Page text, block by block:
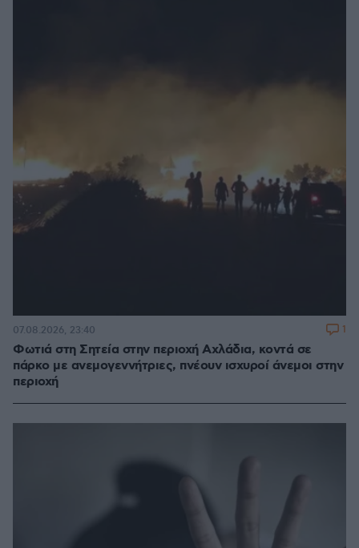
Φωτιά στη Σητεία στην περιοχή Αχλάδια, κοντά σε
πάρκο με ανεμογεννήτριες, πνέουν ισχυροί άνεμοι στην
περιοχή
07.08.2026, 23:40 1